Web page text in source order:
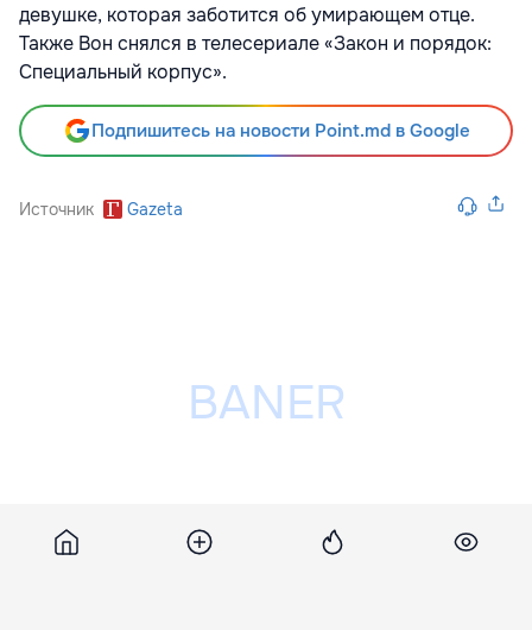
девушке, которая заботится об умирающем отце.
Также Вон снялся в телесериале «Закон и порядок:
Специальный корпус».
Подпишитесь на новости Point.md в Google
Источник Gazeta